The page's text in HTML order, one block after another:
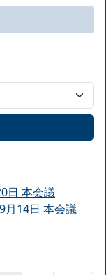
日 本会議
9月14日 本会議